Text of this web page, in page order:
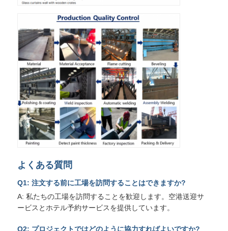
よくある質問
Q1: 注文する前に工場を訪問することはできますか?
A: 私たちの工場を訪問することを歓迎します。空港送迎サ
ービスとホテル予約サービスを提供しています。
Q2: プロジェクトではどのように協力すればよいですか?